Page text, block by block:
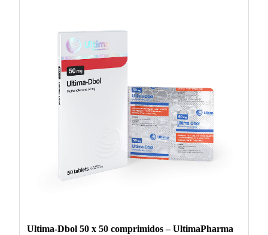
Ultima-Dbol 50 x 50 comprimidos – UltimaPharma